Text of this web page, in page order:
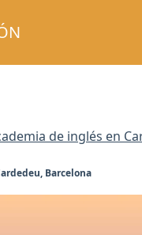
de inglés en
Barcelona